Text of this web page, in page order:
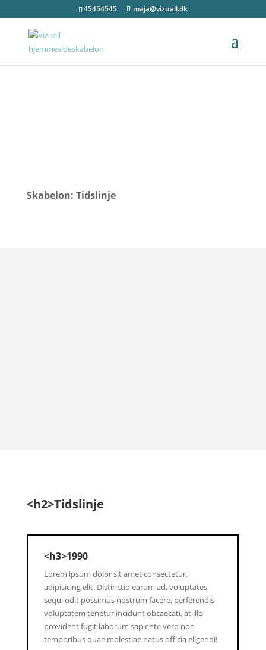
45454545 maja@vizuall.dk
Skabelon: Tidslinje
<h2>Tidslinje
<h3>1990
Lorem ipsum dolor sit amet consectetur,
adipisicing elit. Distinctio earum ad, voluptates
sequi odit possimus nostrum facere, perferendis
voluptatem tenetur incidunt obcaecati, at illo
provident fugit laborum sapiente vero non
temporibus quae molestiae natus officia eligendi!